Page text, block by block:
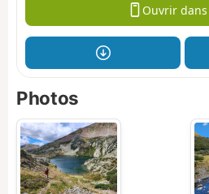
Ouvrir
Photos